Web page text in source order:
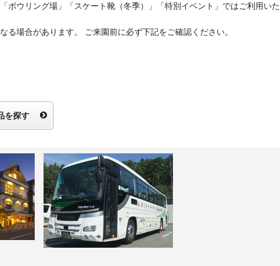
ウリング場」「スケート靴（冬季）」「特別イベント」ではご利用いた
場合があります。 ご来園前に必ず下記をご確認ください。
を探す